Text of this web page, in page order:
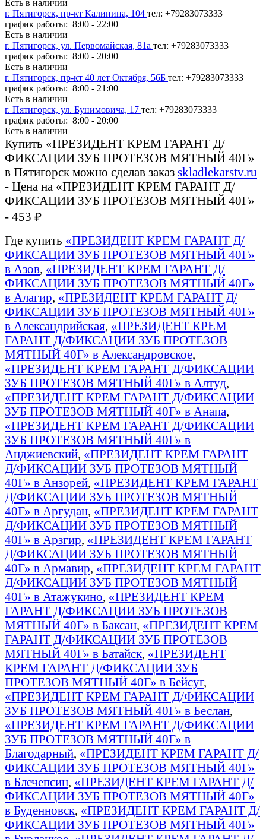
Есть в наличии
г. Пятигорск, пр-кт Калинина, 104 тел: +79283073333
график работы: 8:00 - 22:00
Есть в наличии
г. Пятигорск, ул. Первомайская, 81а тел: +79283073333
график работы: 8:00 - 20:00
Есть в наличии
г. Пятигорск, пр-кт 40 лет Октября, 56Б тел: +79283073333
график работы: 8:00 - 21:00
Есть в наличии
г. Пятигорск, ул. Бунимовича, 17 тел: +79283073333
график работы: 8:00 - 20:00
Есть в наличии
Купить «ПРЕЗИДЕНТ КРЕМ ГАРАНТ Д/
ФИКСАЦИИ ЗУБ ПРОТЕЗОВ МЯТНЫЙ 40Г»
в Пятигорск можно сделав заказ skladlekarstv.ru
- Цена на «ПРЕЗИДЕНТ КРЕМ ГАРАНТ Д/
ФИКСАЦИИ ЗУБ ПРОТЕЗОВ МЯТНЫЙ 40Г»
- 453 ₽
Где купить «ПРЕЗИДЕНТ КРЕМ ГАРАНТ Д/
ФИКСАЦИИ ЗУБ ПРОТЕЗОВ МЯТНЫЙ 40Г»
в Азов, «ПРЕЗИДЕНТ КРЕМ ГАРАНТ Д/
ФИКСАЦИИ ЗУБ ПРОТЕЗОВ МЯТНЫЙ 40Г»
в Алагир, «ПРЕЗИДЕНТ КРЕМ ГАРАНТ Д/
ФИКСАЦИИ ЗУБ ПРОТЕЗОВ МЯТНЫЙ 40Г»
в Александрийская, «ПРЕЗИДЕНТ КРЕМ
ГАРАНТ Д/ФИКСАЦИИ ЗУБ ПРОТЕЗОВ
МЯТНЫЙ 40Г» в Александровское,
«ПРЕЗИДЕНТ КРЕМ ГАРАНТ Д/ФИКСАЦИИ
ЗУБ ПРОТЕЗОВ МЯТНЫЙ 40Г» в Алтуд,
«ПРЕЗИДЕНТ КРЕМ ГАРАНТ Д/ФИКСАЦИИ
ЗУБ ПРОТЕЗОВ МЯТНЫЙ 40Г» в Анапа,
«ПРЕЗИДЕНТ КРЕМ ГАРАНТ Д/ФИКСАЦИИ
ЗУБ ПРОТЕЗОВ МЯТНЫЙ 40Г» в
Анджиевский, «ПРЕЗИДЕНТ КРЕМ ГАРАНТ
Д/ФИКСАЦИИ ЗУБ ПРОТЕЗОВ МЯТНЫЙ
40Г» в Анзорей, «ПРЕЗИДЕНТ КРЕМ ГАРАНТ
Д/ФИКСАЦИИ ЗУБ ПРОТЕЗОВ МЯТНЫЙ
40Г» в Аргудан, «ПРЕЗИДЕНТ КРЕМ ГАРАНТ
Д/ФИКСАЦИИ ЗУБ ПРОТЕЗОВ МЯТНЫЙ
40Г» в Арзгир, «ПРЕЗИДЕНТ КРЕМ ГАРАНТ
Д/ФИКСАЦИИ ЗУБ ПРОТЕЗОВ МЯТНЫЙ
40Г» в Армавир, «ПРЕЗИДЕНТ КРЕМ ГАРАНТ
Д/ФИКСАЦИИ ЗУБ ПРОТЕЗОВ МЯТНЫЙ
40Г» в Атажукино, «ПРЕЗИДЕНТ КРЕМ
ГАРАНТ Д/ФИКСАЦИИ ЗУБ ПРОТЕЗОВ
МЯТНЫЙ 40Г» в Баксан, «ПРЕЗИДЕНТ КРЕМ
ГАРАНТ Д/ФИКСАЦИИ ЗУБ ПРОТЕЗОВ
МЯТНЫЙ 40Г» в Батайск, «ПРЕЗИДЕНТ
КРЕМ ГАРАНТ Д/ФИКСАЦИИ ЗУБ
ПРОТЕЗОВ МЯТНЫЙ 40Г» в Бейсуг,
«ПРЕЗИДЕНТ КРЕМ ГАРАНТ Д/ФИКСАЦИИ
ЗУБ ПРОТЕЗОВ МЯТНЫЙ 40Г» в Беслан,
«ПРЕЗИДЕНТ КРЕМ ГАРАНТ Д/ФИКСАЦИИ
ЗУБ ПРОТЕЗОВ МЯТНЫЙ 40Г» в
Благодарный, «ПРЕЗИДЕНТ КРЕМ ГАРАНТ Д/
ФИКСАЦИИ ЗУБ ПРОТЕЗОВ МЯТНЫЙ 40Г»
в Блечепсин, «ПРЕЗИДЕНТ КРЕМ ГАРАНТ Д/
ФИКСАЦИИ ЗУБ ПРОТЕЗОВ МЯТНЫЙ 40Г»
в Буденновск, «ПРЕЗИДЕНТ КРЕМ ГАРАНТ Д/
ФИКСАЦИИ ЗУБ ПРОТЕЗОВ МЯТНЫЙ 40Г»